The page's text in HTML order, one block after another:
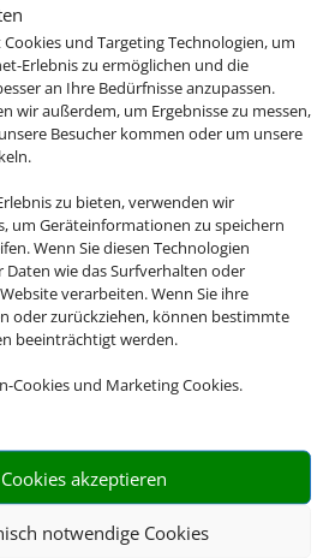
und Targeting Technologien, um
Erlebnis zu ermöglichen und die
an Ihre Bedürfnisse anzupassen.
wir außerdem, um Ergebnisse zu messen,
Besucher kommen oder um unsere
zu bieten, verwenden wir
um Geräteinformationen zu speichern
Wenn Sie diesen Technologien
wie das Surfverhalten oder
verarbeiten. Wenn Sie ihre
oder zurückziehen, können bestimmte
beeinträchtigt werden.
Cookies und Marketing Cookies.
akzeptieren
notwendige Cookies